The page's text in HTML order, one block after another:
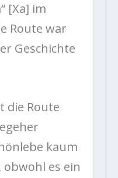
[Xa] im
Route war
Geschichte
die Route
kaum
es ein